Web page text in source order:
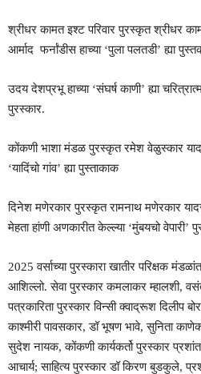
श्रीधर कामत इश्ट परिवार पुरस्कृत श्रीधर
आर्माद फर्नांडीस हाच्या ‘पुला पलतडी’ ह्या
उदय देशप्रभू हाच्या ‘संघर्ष काणी’ ह्या
पुरस्कार.
कोंकणी भाशा मंडळ पुरस्कृत रमेश वेळुस्कार
‘यादिंचो गांव’ ह्या पुस्ताकाक
दिनेश मणेरकार पुरस्कृत रामनाथ मणेरकार
मेहता हांणी अणकारीत केल्ल्या ‘मुंबयचो वेपारी’
2025 वर्साच्या पुरस्कारा खातीर परिक्षक
आशिल्लो. सेवा पुरस्कार कमलाकर म्हालशी,
पत्रकारिता पुरस्कार विन्सी क्वाद्रूश दिलीप
काश्मीरी पावसकार, डॉ भूषण भावे, सुनिता
सुदेश नायक, कोंकणी कार्यकर्तो पुरस्कार
आचार्य; साहित्य पुरस्कार डॉ किरण बुडकुले,